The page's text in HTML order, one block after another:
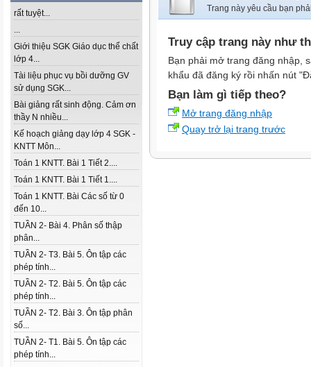
rất tuyệt...
...
Giới thiệu SGK Giáo dục thể chất
lớp 4...
Tài liệu phục vụ bồi dưỡng GV
sử dụng SGK...
Bài giảng rất sinh động. Cảm ơn
thầy N nhiều...
Kế hoạch giảng dạy lớp 4 SGK -
KNTT Môn...
Toán 1 KNTT. Bài 1 Tiết 2....
Toán 1 KNTT. Bài 1 Tiết 1....
Toán 1 KNTT. Bài Các số từ 0
đến 10...
TUẦN 2- Bài 4. Phân số thập
phân...
TUẦN 2- T3. Bài 5. Ôn tập các
phép tính...
TUẦN 2- T2. Bài 5. Ôn tập các
phép tính...
TUẦN 2- T2. Bài 3. Ôn tập phân
số...
TUẦN 2- T1. Bài 5. Ôn tập các
phép tính...
Trang này yêu cầu bạn
Truy cập trang này như
Bạn phải mở trang đăng nhập,
khẩu đã đăng ký rồi nhấn nút
Bạn làm gì tiếp theo?
Mở trang đăng nhập
Quay trở lại trang trước